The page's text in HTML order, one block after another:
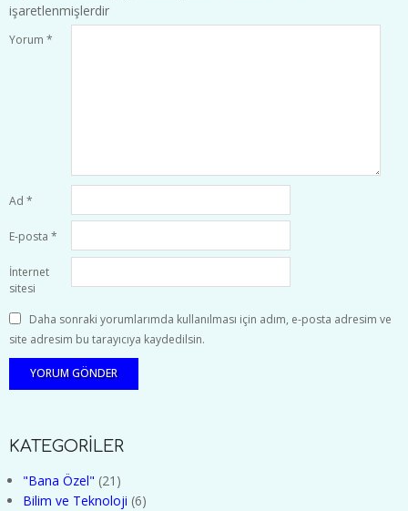
işaretlenmişlerdir
Yorum *
Ad *
E-posta *
İnternet
sitesi
Daha sonraki yorumlarımda kullanılması için adım, e-posta adresim ve
site adresim bu tarayıcıya kaydedilsin.
KATEGORİLER
"Bana Özel" (21)
Bilim ve Teknoloji (6)